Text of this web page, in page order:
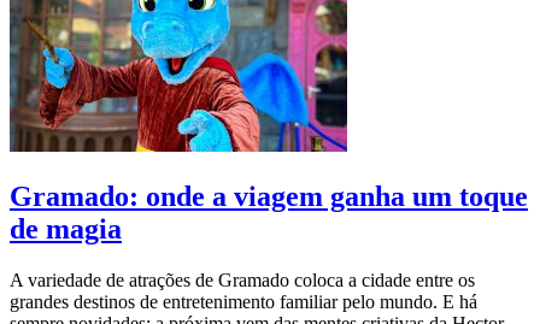
Gramado: onde a viagem ganha um toque
de magia
A variedade de atrações de Gramado coloca a cidade entre os
grandes destinos de entretenimento familiar pelo mundo. E há